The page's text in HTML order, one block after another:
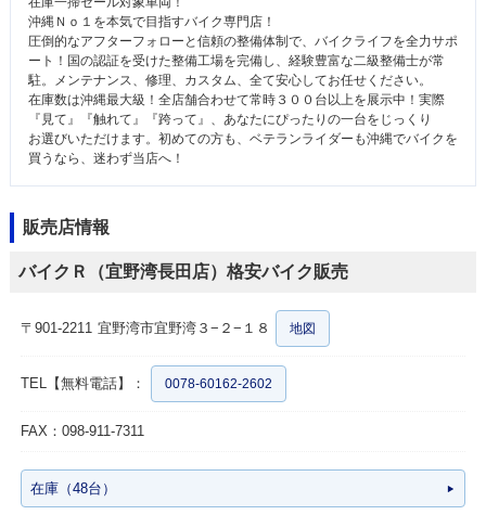
沖縄Ｎｏ１を本気で目指すバイク専門店！
圧倒的なアフターフォローと信頼の整備体制で、バイクライフを全力サポ
ート！国の認証を受けた整備工場を完備し、経験豊富な二級整備士が常
駐。メンテナンス、修理、カスタム、全て安心してお任せください。
在庫数は沖縄最大級！全店舗合わせて常時３００台以上を展示中！実際
『見て』『触れて』『跨って』、あなたにぴったりの一台をじっくり
お選びいただけます。初めての方も、ベテランライダーも沖縄でバイクを
買うなら、迷わず当店へ！
販売店情報
バイクＲ（宜野湾長田店）格安バイク販売
〒901-2211 宜野湾市宜野湾３−２−１８ 地図
TEL【無料電話】： 0078-60162-2602
FAX：098-911-7311
在庫（48台）